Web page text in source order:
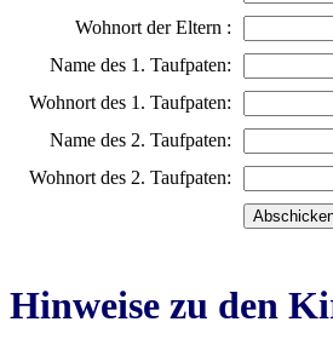
Wohnort der Eltern :
Name des 1. Taufpaten:
Wohnort des 1. Taufpaten:
Name des 2. Taufpaten:
Wohnort des 2. Taufpaten:
Hinweise zu den